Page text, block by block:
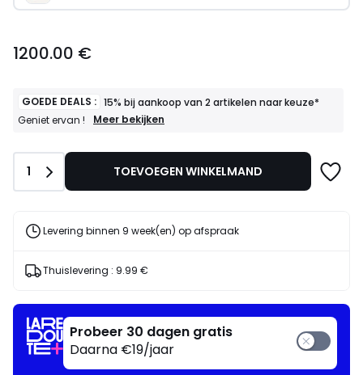
€.
1200.00 €
GOEDE DEALS : 15% bij aankoop van 2 artikelen naar keuze*
Geniet ervan !
GOEDE
artikelen
Geniet
Meer bekijken
Aantal
1 TOEVOEGEN WINKELMAND
Levering binnen 9 week(en) op afspraak
Thuislevering : 9.99 €
Probeer 30 dagen gratis
Daarna €19/jaar